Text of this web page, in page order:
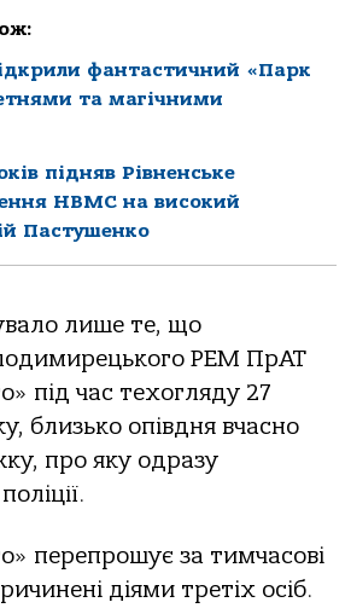
фантастичний «Парк
та магічними
підняв Рівненське
НВМС на високий
Пастушенко
лише те, що
РЕМ ПрАТ
під час техогляду 27
близько опівдня вчасно
про яку одразу
перепрошує за тимчасові
діями третіх осіб.